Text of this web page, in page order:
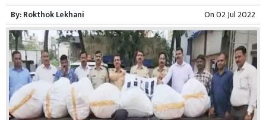
By:Rokthok Lekhani On02 Jul 2022